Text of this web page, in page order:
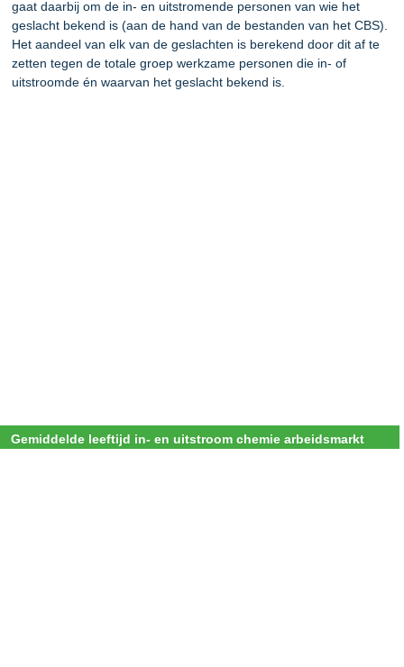
gaat daarbij om de in- en uitstromende personen van wie het
geslacht bekend is (aan de hand van de bestanden van het CBS).
Het aandeel van elk van de geslachten is berekend door dit af te
zetten tegen de totale groep werkzame personen die in- of
uitstroomde én waarvan het geslacht bekend is.
Gemiddelde leeftijd in- en uitstroom chemie arbeidsmarkt